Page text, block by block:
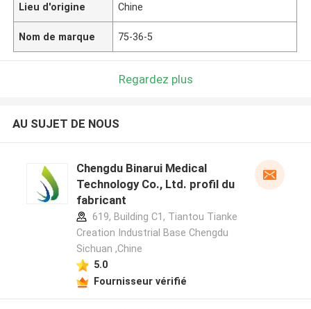
Lieu d'origine Chine
Nom de marque 75-36-5
Regardez plus
AU SUJET DE NOUS
Chengdu Binarui Medical
Technology Co., Ltd. profil du
fabricant
619, Building C1, Tiantou Tianke
Creation Industrial Base Chengdu
Sichuan ,Chine
5.0
Fournisseur vérifié